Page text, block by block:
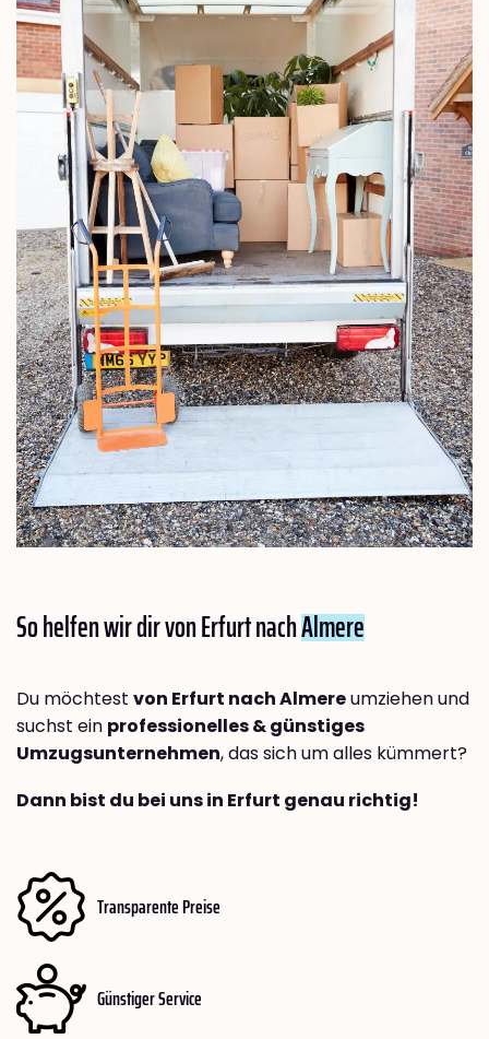
So helfen wir dir von Erfurt nachAlmere
Du möchtest von Erfurt nach Almereumziehen und
suchst ein professionelles & günstiges
Umzugsunternehmen, das sich um alles kümmert?
Dann bist du bei uns in Erfurt genau richtig!
Transparente Preise
Günstiger Service